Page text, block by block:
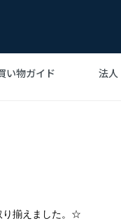
ザーストーン
い物ガイド 法人
り揃えました。☆